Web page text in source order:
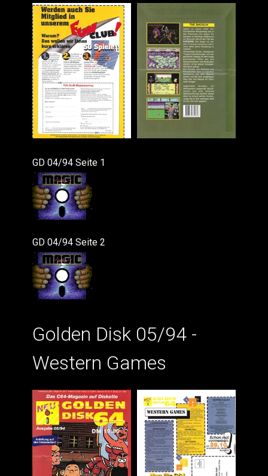
GD 04/94 Seite 1
GD 04/94 Seite 2
Golden Disk 05/94 -
Western Games